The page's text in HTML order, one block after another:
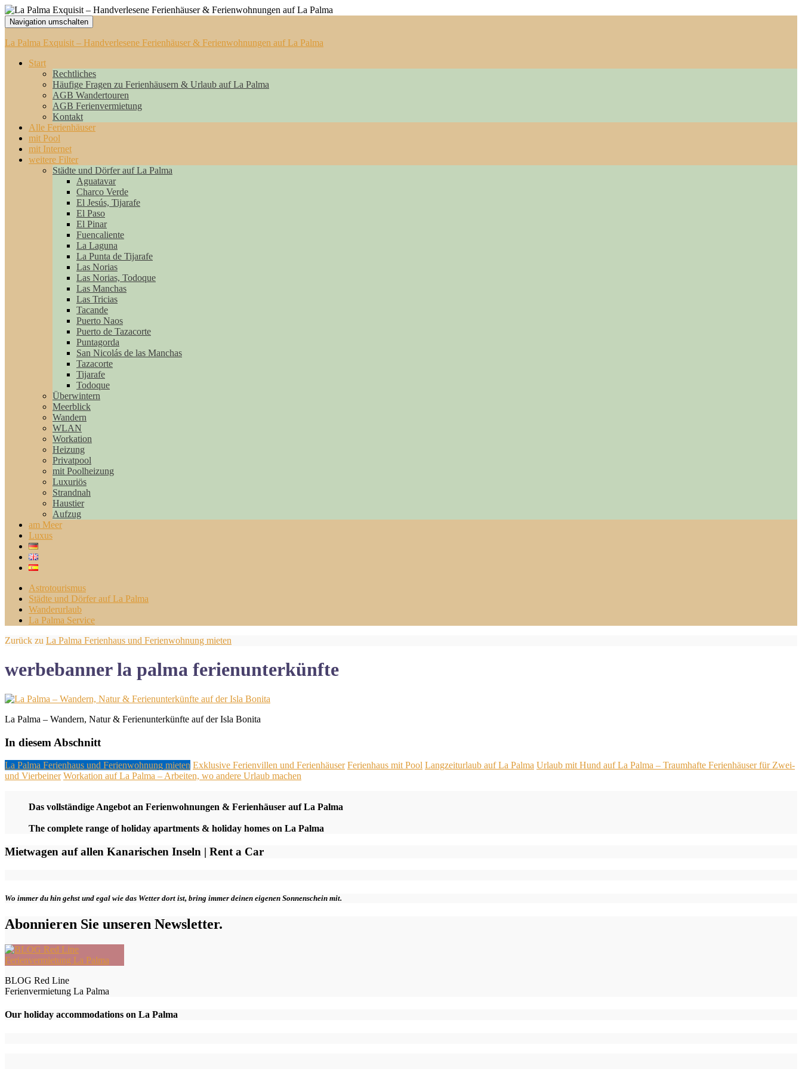
Navigation umschalten
La Palma Exquisit – Handverlesene Ferienhäuser & Ferienwohnungen auf La Palma
Start
Rechtliches
Häufige Fragen zu Ferienhäusern & Urlaub auf La Palma
AGB Wandertouren
AGB Ferienvermietung
Kontakt
Alle Ferienhäuser
mit Pool
mit Internet
weitere Filter
Städte und Dörfer auf La Palma
Aguatavar
Charco Verde
El Jesús, Tijarafe
El Paso
El Pinar
Fuencaliente
La Laguna
La Punta de Tijarafe
Las Norias
Las Norias, Todoque
Las Manchas
Las Tricias
Tacande
Puerto Naos
Puerto de Tazacorte
Puntagorda
San Nicolás de las Manchas
Tazacorte
Tijarafe
Todoque
Überwintern
Meerblick
Wandern
WLAN
Workation
Heizung
Privatpool
mit Poolheizung
Luxuriös
Strandnah
Haustier
Aufzug
am Meer
Luxus
Astrotourismus
Städte und Dörfer auf La Palma
Wanderurlaub
La Palma Service
Zurück zu La Palma Ferienhaus und Ferienwohnung mieten
werbebanner la palma ferienunterkünfte
La Palma – Wandern, Natur & Ferienunterkünfte auf der Isla Bonita
In diesem Abschnitt
La Palma Ferienhaus und Ferienwohnung mieten Exklusive Ferienvillen und Ferienhäuser Ferienhaus mit Pool Langzeiturlaub auf La Palma Urlaub mit Hund auf La Palma – Traumhafte Ferienhäuser für Zwei-
und Vierbeiner Workation auf La Palma – Arbeiten, wo andere Urlaub machen
Das vollständige Angebot an Ferienwohnungen & Ferienhäuser auf La Palma
The complete range of holiday apartments & holiday homes on La Palma
Mietwagen auf allen Kanarischen Inseln | Rent a Car
Wo immer du hin gehst und egal wie das Wetter dort ist, bring immer deinen eigenen Sonnenschein mit.
Abonnieren Sie unseren Newsletter.
BLOG Red Line
Ferienvermietung La Palma
Our holiday accommodations on La Palma